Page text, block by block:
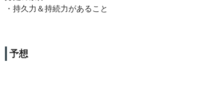
・持久力＆持続力があること
予想